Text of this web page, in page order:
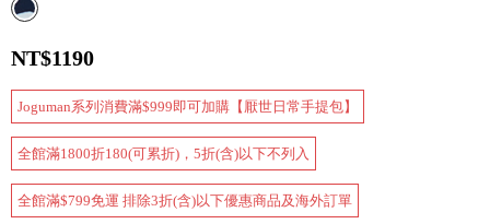
NT$1190
Joguman系列消費滿$999即可加購【厭世日常手提包】
全館滿1800折180(可累折)，5折(含)以下不列入
全館滿$799免運 排除3折(含)以下優惠商品及海外訂單